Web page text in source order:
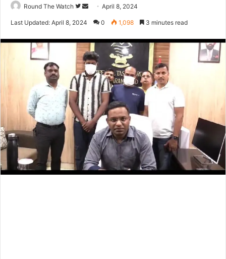
Round The Watch
Follow
Send
an
April 8, 2024
Last Updated: April 8, 2024 0 1,098 3 minutes read